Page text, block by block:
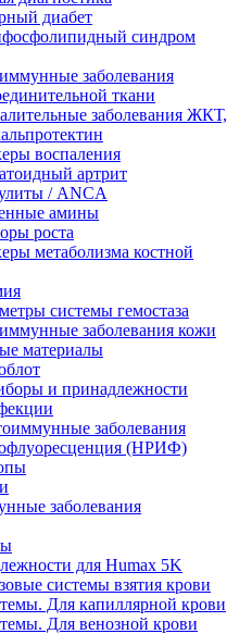
диабет
синдром
заболевания
ткани
заболевания ЖКТ,
воспаления
артрит
/ ANCA
амины
роста
метаболизма костной
системы гемостаза
заболевания кожи
материалы
и принадлежности
заболевания
(НРИФ)
заболевания
для Humax 5K
системы взятия крови
Для капиллярной крови
Для венозной крови